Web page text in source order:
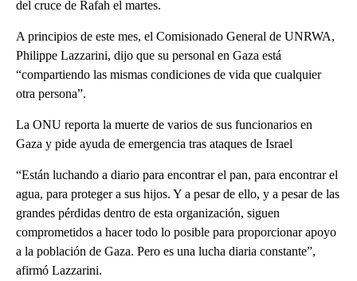
del cruce de Rafah el martes.
A principios de este mes, el Comisionado General de UNRWA,
Philippe Lazzarini, dijo que su personal en Gaza está
“compartiendo las mismas condiciones de vida que cualquier
otra persona”.
La ONU reporta la muerte de varios de sus funcionarios en
Gaza y pide ayuda de emergencia tras ataques de Israel
“Están luchando a diario para encontrar el pan, para encontrar el
agua, para proteger a sus hijos. Y a pesar de ello, y a pesar de las
grandes pérdidas dentro de esta organización, siguen
comprometidos a hacer todo lo posible para proporcionar apoyo
a la población de Gaza. Pero es una lucha diaria constante”,
afirmó Lazzarini.